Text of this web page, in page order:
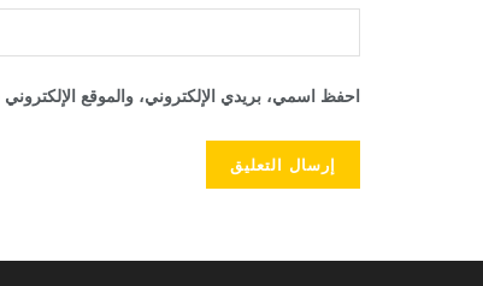
احفظ اسمي، بريدي الإلكتروني، والموقع